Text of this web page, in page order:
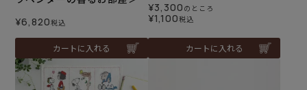
¥6,820税込
カートに入れる
¥3,300 のところ
¥1,100税込
カートに入れる